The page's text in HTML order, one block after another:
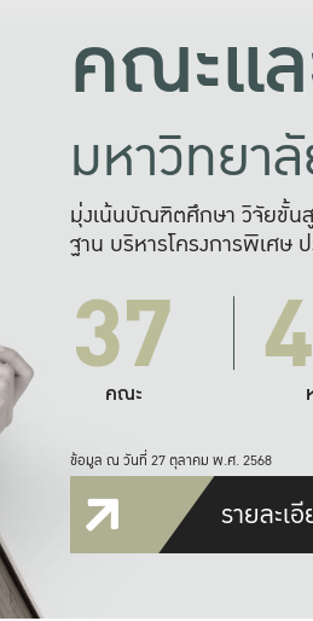
คณะแ
มหาวิทยา
มุ่งเน้นบัณฑิตศึกษา วิจัยขั้น
ฐาน บริหารโครงการพิเศษ
37
คณะ
ข้อมูล ณ วันที่ 27 ตุลาคม พ.ศ. 2568
รายละเ